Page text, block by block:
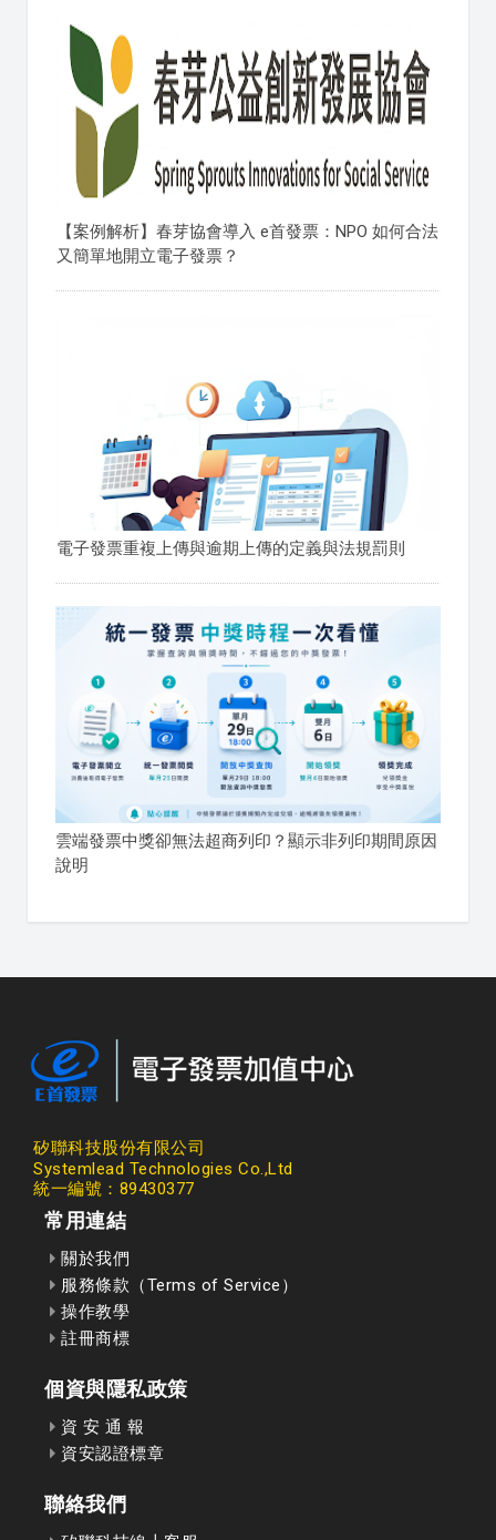
【案例解析】春芽協會導入 e首發票：NPO 如何合法
又簡單地開立電子發票？
電子發票重複上傳與逾期上傳的定義與法規罰則
雲端發票中獎卻無法超商列印？顯示非列印期間原因
說明
矽聯科技股份有限公司
Systemlead Technologies Co.,Ltd
統一編號：89430377
常用連結
關於我們
服務條款（Terms of Service）
操作教學
註冊商標
個資與隱私政策
資 安 通 報
資安認證標章
聯絡我們